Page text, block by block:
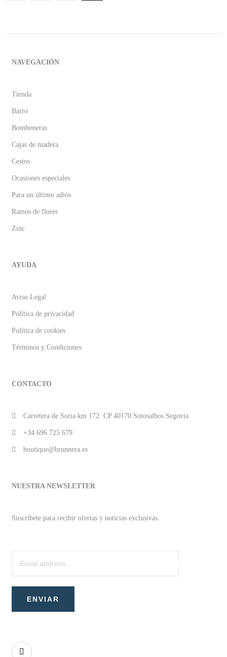
NAVEGACIÓN
Tienda
Barro
Bomboneras
Cajas de madera
Cestos
Ocasiones especiales
Para un último adiós
Ramos de flores
Zinc
AYUDA
Aviso Legal
Política de privacidad
Política de cookies
Términos y Condiciones
CONTACTO
Carretera de Soria km 172. CP 40170 Sotosalbos Segovia
+34 696 725 679
boutique@brunnera.es
NUESTRA NEWSLETTER
Suscríbete para recibir ofertas y noticias exclusivas.